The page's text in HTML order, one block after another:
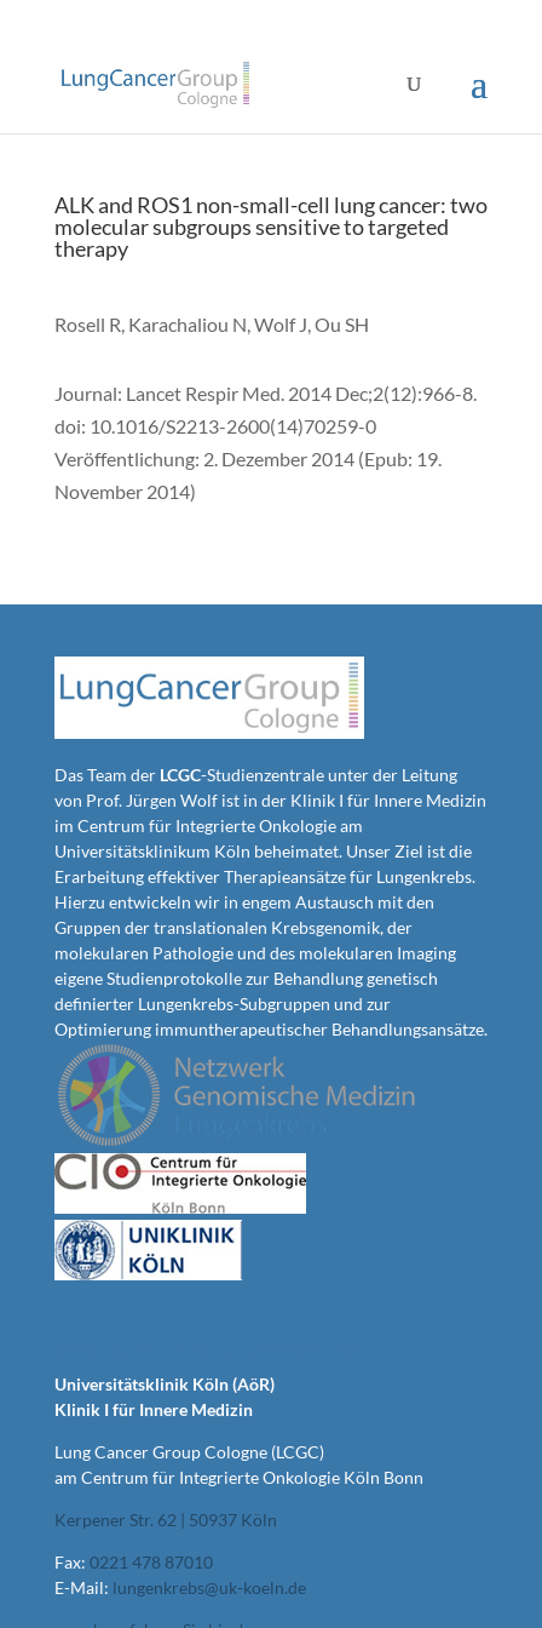
ALK and ROS1 non-small-cell lung cancer: two
molecular subgroups sensitive to targeted
therapy
Rosell R, Karachaliou N, Wolf J, Ou SH
Journal: Lancet Respir Med. 2014 Dec;2(12):966-8.
doi: 10.1016/S2213-2600(14)70259-0
Veröffentlichung: 2. Dezember 2014 (Epub: 19.
November 2014)
Das Team der LCGC-Studienzentrale unter der Leitung
von Prof. Jürgen Wolf ist in der Klinik I für Innere Medizin
im Centrum für Integrierte Onkologie am
Universitätsklinikum Köln beheimatet. Unser Ziel ist die
Erarbeitung effektiver Therapieansätze für Lungenkrebs.
Hierzu entwickeln wir in engem Austausch mit den
Gruppen der translationalen Krebsgenomik, der
molekularen Pathologie und des molekularen Imaging
eigene Studienprotokolle zur Behandlung genetisch
definierter Lungenkrebs-Subgruppen und zur
Optimierung immuntherapeutischer Behandlungsansätze.
Universitätsklinik Köln (AöR)
Klinik I für Innere Medizin
Lung Cancer Group Cologne (LCGC)
am Centrum für Integrierte Onkologie Köln Bonn
Kerpener Str. 62 | 50937 Köln
Fax: 0221 478 87010
E-Mail: lungenkrebs@uk-koeln.de